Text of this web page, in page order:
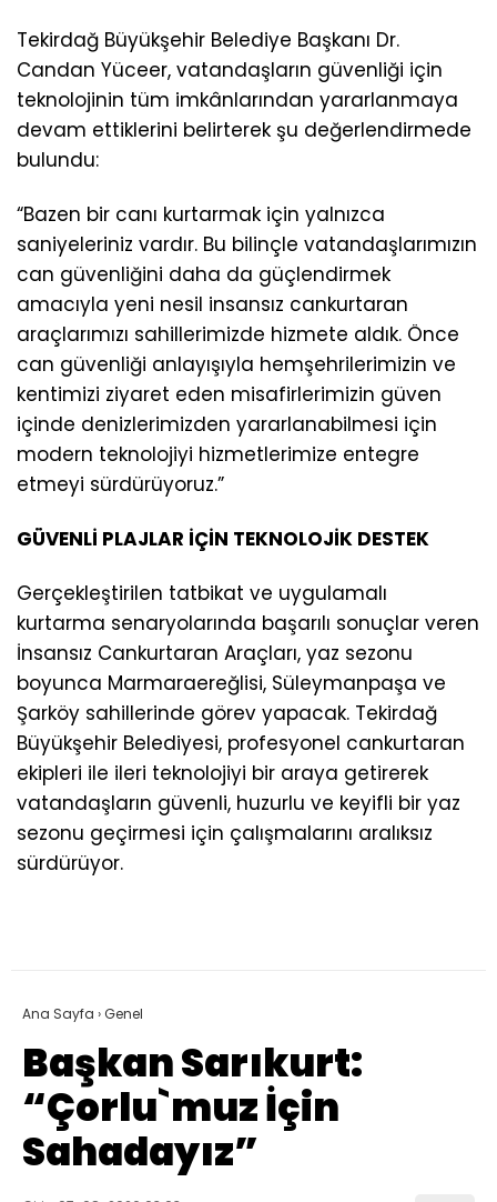
Tekirdağ Büyükşehir Belediye Başkanı Dr.
Candan Yüceer, vatandaşların güvenliği için
teknolojinin tüm imkânlarından yararlanmaya
devam ettiklerini belirterek şu değerlendirmede
bulundu:
“Bazen bir canı kurtarmak için yalnızca
saniyeleriniz vardır. Bu bilinçle vatandaşlarımızın
can güvenliğini daha da güçlendirmek
amacıyla yeni nesil insansız cankurtaran
araçlarımızı sahillerimizde hizmete aldık. Önce
can güvenliği anlayışıyla hemşehrilerimizin ve
kentimizi ziyaret eden misafirlerimizin güven
içinde denizlerimizden yararlanabilmesi için
modern teknolojiyi hizmetlerimize entegre
etmeyi sürdürüyoruz.”
GÜVENLİ PLAJLAR İÇİN TEKNOLOJİK DESTEK
Gerçekleştirilen tatbikat ve uygulamalı
kurtarma senaryolarında başarılı sonuçlar veren
İnsansız Cankurtaran Araçları, yaz sezonu
boyunca Marmaraereğlisi, Süleymanpaşa ve
Şarköy sahillerinde görev yapacak. Tekirdağ
Büyükşehir Belediyesi, profesyonel cankurtaran
ekipleri ile ileri teknolojiyi bir araya getirerek
vatandaşların güvenli, huzurlu ve keyifli bir yaz
sezonu geçirmesi için çalışmalarını aralıksız
sürdürüyor.
Ana Sayfa ›Genel
Başkan Sarıkurt:
“Çorlu`muz İçin
Sahadayız”